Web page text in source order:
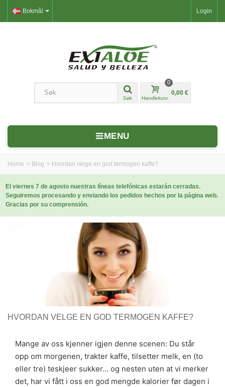
Login
Bokmål
Søk Handlekurv
0
0,00 €
MENU
Home > Blog > Hvordan velge en god termogen kaffe?
El viernes 7 de agosto nuestras líneas telefónicas estarán cerradas.
Seguiremos procesando y enviando los pedidos hechos por la página web.
Gracias por su comprensión.
HVORDAN VELGE EN GOD TERMOGEN KAFFE?
Mange av oss kjenner igjen denne scenen: Du står
opp om morgenen, trakter kaffe, tilsetter melk, en (to
eller tre) teskjeer sukker… og nesten uten at vi merker
det, har vi fått i oss en god mengde kalorier før dagen i